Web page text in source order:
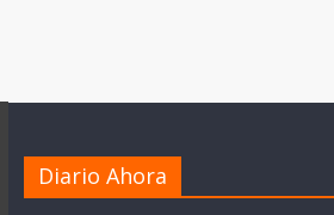
Diario Ahora